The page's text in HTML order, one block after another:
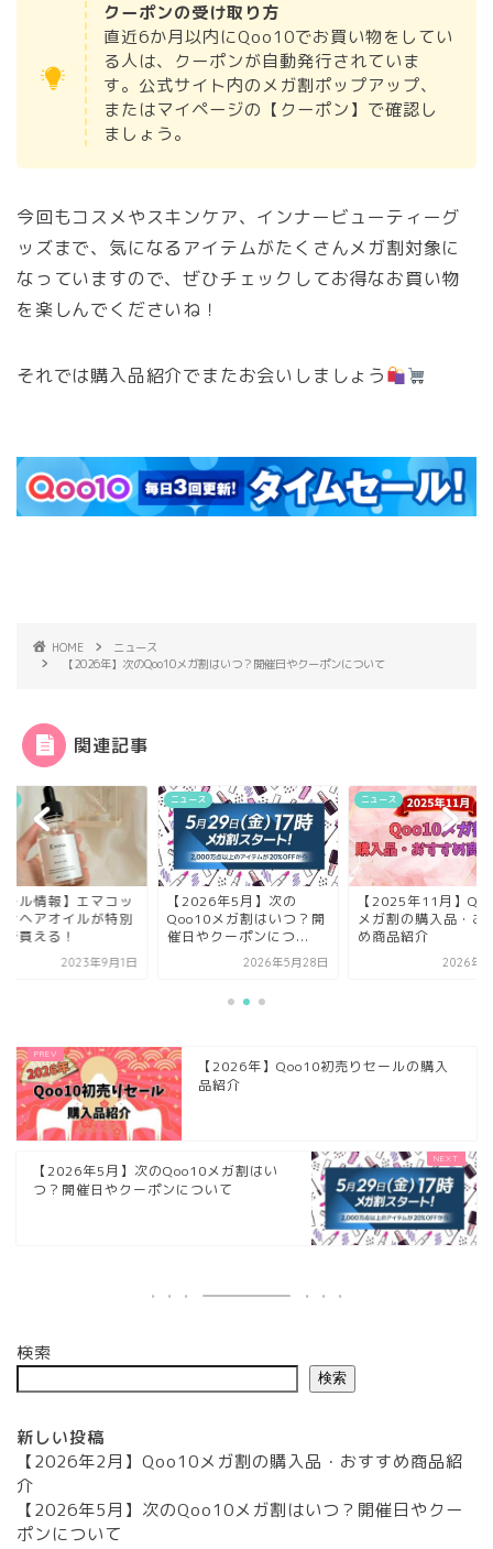
クーポンの受け取り方
直近6か月以内にQoo10でお買い物をしてい
る人は、クーポンが自動発行されていま
す。公式サイト内のメガ割ポップアップ、
またはマイページの【クーポン】で確認し
ましょう。
今回もコスメやスキンケア、インナービューティーグ
ッズまで、気になるアイテムがたくさんメガ割対象に
なっていますので、ぜひチェックしてお得なお買い物
を楽しんでくださいね！
それでは購入品紹介でまたお会いしましょう
HOME
ニュース
【2026年】次のQoo10メガ割はいつ？開催日やクーポンについて
関連記事
ール情報】エマコッ
ナヘアオイルが特別
買える！
2023年9月1日
ニュース
【2026年5月】次の
Qoo10メガ割はいつ？開
催日やクーポンにつ...
2026年5月28日
ニュース
【2025年11月】
メガ割の購入品・お
め商品紹介
2026年1
【2026年】Qoo10初売りセールの購入
品紹介
【2026年5月】次のQoo10メガ割はい
つ？開催日やクーポンについて
検索
検索
新しい投稿
【2026年2月】Qoo10メガ割の購入品・おすすめ商品紹
介
【2026年5月】次のQoo10メガ割はいつ？開催日やクー
ポンについて